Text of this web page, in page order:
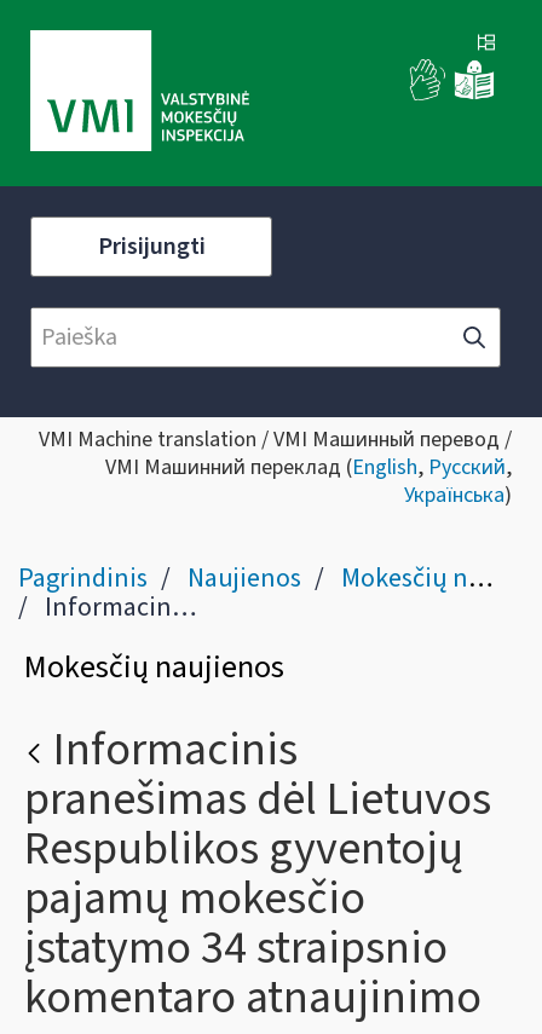
Prisijungti
VMI Machine translation / VMI Машинный перевод /
VMI Машинний переклад (English, Русский,
Українська)
Pagrindinis Naujienos Mokesčių naujienos
Informacinis pranešimas dėl Lietuvos Respublikos gyventojų pajamų mokesčio įstatymo 34 straipsnio komentaro atnaujinimo
Mokesčių naujienos
Informacinis
pranešimas dėl Lietuvos
Respublikos gyventojų
pajamų mokesčio
įstatymo 34 straipsnio
komentaro atnaujinimo